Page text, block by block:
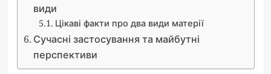
види
Цікаві факти про два види матерії
Сучасні застосування та майбутні
перспективи